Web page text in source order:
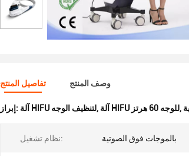
تفاصيل المنتج وصف المنتج
إبراز: آلة HIFU لتنظيف الوجه, آلة HIFU للوجه 60 هرتز,
نظام تشغيل: بالموجات فوق الصوتية